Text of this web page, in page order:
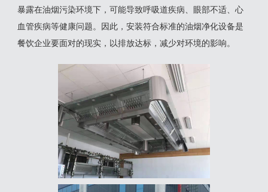
暴露在油烟污染环境下，可能导致呼吸道疾病、眼部不适、心
血管疾病等健康问题。因此，安装符合标准的油烟净化设备是
餐饮企业要面对的现实，以排放达标，减少对环境的影响。